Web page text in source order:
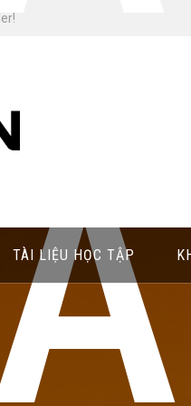
TÀI LIỆU HỌC TẬP